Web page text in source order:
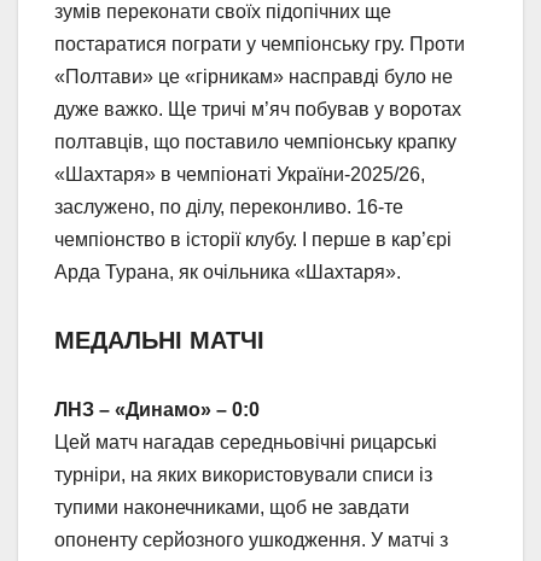
зумів переконати своїх підопічних ще
постаратися пограти у чемпіонську гру. Проти
«Полтави» це «гірникам» насправді було не
дуже важко. Ще тричі м’яч побував у воротах
полтавців, що поставило чемпіонську крапку
«Шахтаря» в чемпіонаті України-2025/26,
заслужено, по ділу, переконливо. 16-те
чемпіонство в історії клубу. І перше в кар’єрі
Арда Турана, як очільника «Шахтаря».
МЕДАЛЬНІ МАТЧІ
ЛНЗ – «Динамо» – 0:0
Цей матч нагадав середньовічні рицарські
турніри, на яких використовували списи із
тупими наконечниками, щоб не завдати
опоненту серйозного ушкодження. У матчі з